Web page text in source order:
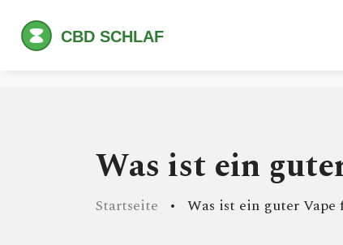
Was ist ein
Startseite Was ist ein guter Vape